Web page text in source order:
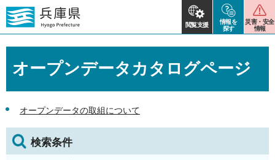
閲覧支援
情報を
探す
災害・安全
情報
オープンデータカタログページ
オープンデータの取組について
検索条件